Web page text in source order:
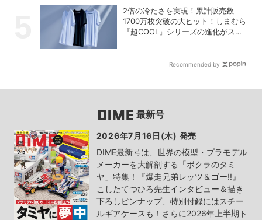
2倍の冷たさを実現！累計販売数
1700万枚突破の大ヒット！しまむら
『超COOL』シリーズの進化がスゴ
Recommended by
最新号
2026年7月16日(木) 発売
DIME最新号は、世界の模型・プラモデル
メーカーを大解剖する「ボクラのタミ
ヤ」特集！『爆走兄弟レッツ＆ゴー!!』
こしたてつひろ先生インタビュー＆描き
下ろしピンナップ、特別付録にはスチー
ルギアケースも！さらに2026年上半期ト